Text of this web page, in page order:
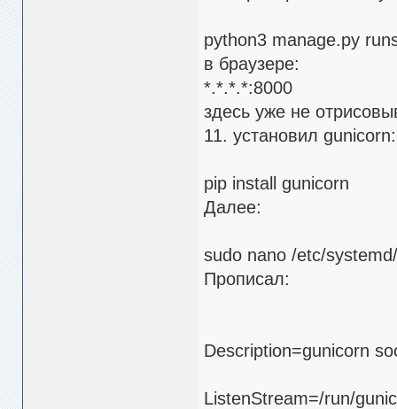
python3 manage.py
в браузере:
*.*.*.*:8000
здесь уже не
11. установил gunicorn:
pip install gunicorn
Далее:
sudo nano /etc/
Прописал:
Description=gunicorn
ListenStream=/run/